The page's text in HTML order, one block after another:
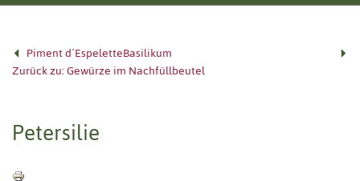
Piment d´EspeletteBasilikum
Zurück zu: Gewürze im Nachfüllbeutel
Petersilie